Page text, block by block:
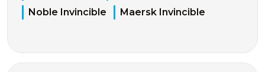
Noble Invincible
Maersk Invincible